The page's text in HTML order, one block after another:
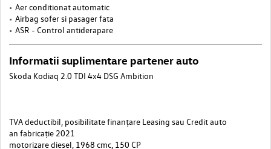
Aer conditionat automatic
Airbag sofer si pasager fata
ASR - Control antiderapare
Informatii suplimentare partener auto
Skoda Kodiaq 2.0 TDI 4x4 DSG Ambition
TVA deductibil, posibilitate finanțare Leasing sau Credit auto
an fabricație 2021
motorizare diesel, 1968 cmc, 150 CP